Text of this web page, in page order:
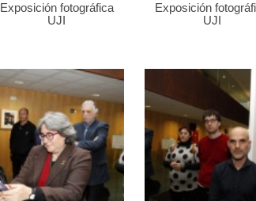
Exposición fotográfica
UJI
Exposición
UJI